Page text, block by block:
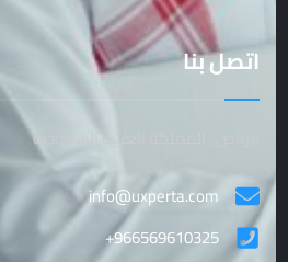
اتصل بنا
الرياض , المملكة العربية السعودية
info@uxperta.com
+966569610325